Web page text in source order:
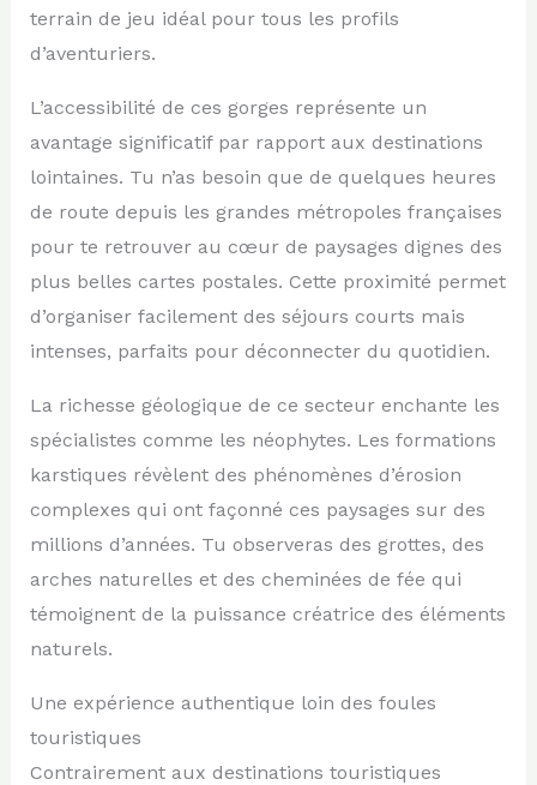
terrain de jeu idéal pour tous les profils
d’aventuriers.
L’accessibilité de ces gorges représente un
avantage significatif par rapport aux destinations
lointaines. Tu n’as besoin que de quelques heures
de route depuis les grandes métropoles françaises
pour te retrouver au cœur de paysages dignes des
plus belles cartes postales. Cette proximité permet
d’organiser facilement des séjours courts mais
intenses, parfaits pour déconnecter du quotidien.
La richesse géologique de ce secteur enchante les
spécialistes comme les néophytes. Les formations
karstiques révèlent des phénomènes d’érosion
complexes qui ont façonné ces paysages sur des
millions d’années. Tu observeras des grottes, des
arches naturelles et des cheminées de fée qui
témoignent de la puissance créatrice des éléments
naturels.
Une expérience authentique loin des foules
touristiques
Contrairement aux destinations touristiques